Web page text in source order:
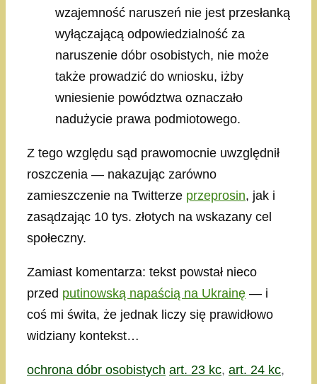
wzajemność naruszeń nie jest przesłanką
wyłączającą odpowiedzialność za
naruszenie dóbr osobistych, nie może
także prowadzić do wniosku, iżby
wniesienie powództwa oznaczało
nadużycie prawa podmiotowego.
Z tego względu sąd prawomocnie uwzględnił
roszczenia — nakazując zarówno
zamieszczenie na Twitterze przeprosin, jak i
zasądzając 10 tys. złotych na wskazany cel
społeczny.
Zamiast komentarza: tekst powstał nieco
przed putinowską napaścią na Ukrainę — i
coś mi świta, że jednak liczy się prawidłowo
widziany kontekst…
Kategorie
ochrona dóbr osobistych Tagi
art. 23 kc, art. 24 kc,